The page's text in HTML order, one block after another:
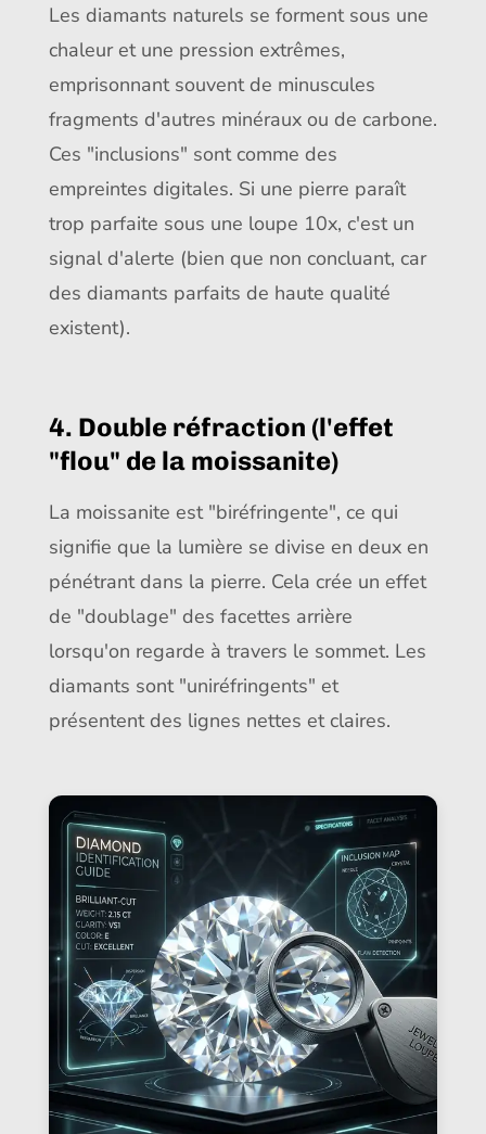
Les diamants naturels se forment sous une
chaleur et une pression extrêmes,
emprisonnant souvent de minuscules
fragments d'autres minéraux ou de carbone.
Ces "inclusions" sont comme des
empreintes digitales. Si une pierre paraît
trop parfaite sous une loupe 10x, c'est un
signal d'alerte (bien que non concluant, car
des diamants parfaits de haute qualité
existent).
4. Double réfraction (l'effet
"flou" de la moissanite)
La moissanite est "biréfringente", ce qui
signifie que la lumière se divise en deux en
pénétrant dans la pierre. Cela crée un effet
de "doublage" des facettes arrière
lorsqu'on regarde à travers le sommet. Les
diamants sont "uniréfringents" et
présentent des lignes nettes et claires.